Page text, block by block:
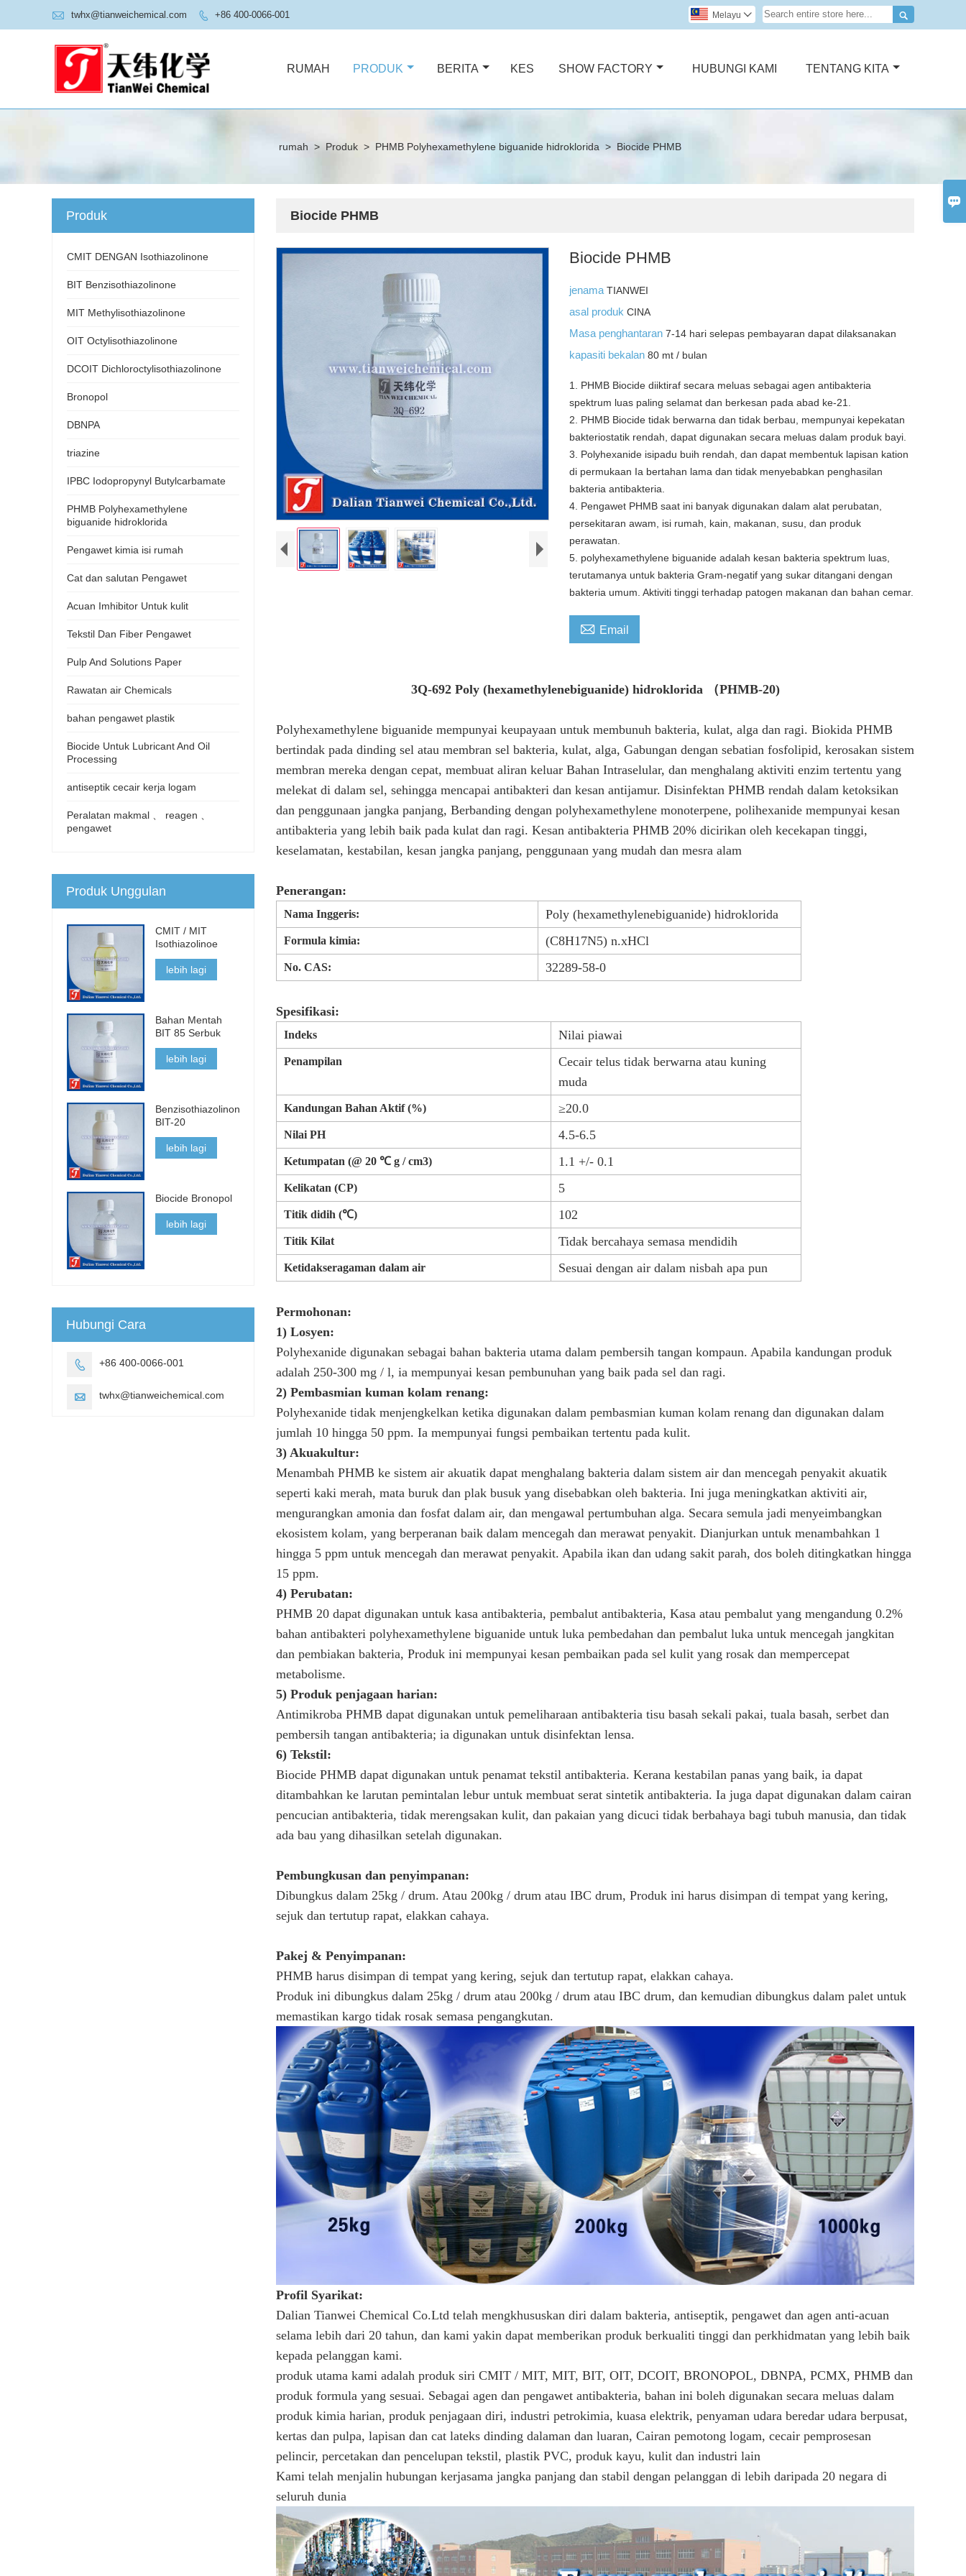

 twhx@tianweichemical.com  +86 400-0066-001 
Melayu 
RUMAH PRODUK BERITA KES SHOW FACTORY HUBUNGI KAMI TENTANG KITA
rumah > Produk > PHMB Polyhexamethylene biguanide hidroklorida > Biocide PHMB
Biocide PHMB
Biocide PHMB
jenamaTIANWEI
asal produkCINA
Masa penghantaran7-14 hari selepas pembayaran dapat dilaksanakan
kapasiti bekalan80 mt / bulan
1. PHMB Biocide diiktiraf secara meluas sebagai agen antibakteria
spektrum luas paling selamat dan berkesan pada abad ke-21.
2. PHMB Biocide tidak berwarna dan tidak berbau, mempunyai kepekatan
bakteriostatik rendah, dapat digunakan secara meluas dalam produk bayi.
3. Polyhexanide isipadu buih rendah, dan dapat membentuk lapisan kation
di permukaan Ia bertahan lama dan tidak menyebabkan penghasilan
bakteria antibakteria.
4. Pengawet PHMB saat ini banyak digunakan dalam alat perubatan,
persekitaran awam, isi rumah, kain, makanan, susu, dan produk
perawatan.
5. polyhexamethylene biguanide adalah kesan bakteria spektrum luas,
terutamanya untuk bakteria Gram-negatif yang sukar ditangani dengan
bakteria umum. Aktiviti tinggi terhadap patogen makanan dan bahan cemar.
 Email
3Q-692 Poly (hexamethylenebiguanide) hidroklorida （PHMB-20)
Polyhexamethylene biguanide mempunyai keupayaan untuk membunuh bakteria, kulat, alga dan ragi. Biokida PHMB
bertindak pada dinding sel atau membran sel bakteria, kulat, alga, Gabungan dengan sebatian fosfolipid, kerosakan sistem
membran mereka dengan cepat, membuat aliran keluar Bahan Intraselular, dan menghalang aktiviti enzim tertentu yang
melekat di dalam sel, sehingga mencapai antibakteri dan kesan antijamur. Disinfektan PHMB rendah dalam ketoksikan
dan penggunaan jangka panjang, Berbanding dengan polyhexamethylene monoterpene, polihexanide mempunyai kesan
antibakteria yang lebih baik pada kulat dan ragi. Kesan antibakteria PHMB 20% dicirikan oleh kecekapan tinggi,
keselamatan, kestabilan, kesan jangka panjang, penggunaan yang mudah dan mesra alam
Penerangan:
Nama Inggeris: Poly (hexamethylenebiguanide) hidroklorida
Formula kimia: (C8H17N5) n.xHCl
No. CAS: 32289-58-0
Spesifikasi:
Indeks Nilai piawai
Penampilan
Cecair telus tidak berwarna atau kuning
muda
Kandungan Bahan Aktif (%) ≥20.0
Nilai PH 4.5-6.5
Ketumpatan (@ 20 ℃ g / cm3) 1.1 +/- 0.1
Kelikatan (CP) 5
Titik didih (℃) 102
Titik Kilat Tidak bercahaya semasa mendidih
Ketidakseragaman dalam air Sesuai dengan air dalam nisbah apa pun
Permohonan:
1) Losyen:
Polyhexanide digunakan sebagai bahan bakteria utama dalam pembersih tangan kompaun. Apabila kandungan produk
adalah 250-300 mg / l, ia mempunyai kesan pembunuhan yang baik pada sel dan ragi.
2) Pembasmian kuman kolam renang:
Polyhexanide tidak menjengkelkan ketika digunakan dalam pembasmian kuman kolam renang dan digunakan dalam
jumlah 10 hingga 50 ppm. Ia mempunyai fungsi pembaikan tertentu pada kulit.
3) Akuakultur:
Menambah PHMB ke sistem air akuatik dapat menghalang bakteria dalam sistem air dan mencegah penyakit akuatik
seperti kaki merah, mata buruk dan plak busuk yang disebabkan oleh bakteria. Ini juga meningkatkan aktiviti air,
mengurangkan amonia dan fosfat dalam air, dan mengawal pertumbuhan alga. Secara semula jadi menyeimbangkan
ekosistem kolam, yang berperanan baik dalam mencegah dan merawat penyakit. Dianjurkan untuk menambahkan 1
hingga 5 ppm untuk mencegah dan merawat penyakit. Apabila ikan dan udang sakit parah, dos boleh ditingkatkan hingga
15 ppm.
4) Perubatan:
PHMB 20 dapat digunakan untuk kasa antibakteria, pembalut antibakteria, Kasa atau pembalut yang mengandung 0.2%
bahan antibakteri polyhexamethylene biguanide untuk luka pembedahan dan pembalut luka untuk mencegah jangkitan
dan pembiakan bakteria, Produk ini mempunyai kesan pembaikan pada sel kulit yang rosak dan mempercepat
metabolisme.
5) Produk penjagaan harian:
Antimikroba PHMB dapat digunakan untuk pemeliharaan antibakteria tisu basah sekali pakai, tuala basah, serbet dan
pembersih tangan antibakteria; ia digunakan untuk disinfektan lensa.
6) Tekstil:
Biocide PHMB dapat digunakan untuk penamat tekstil antibakteria. Kerana kestabilan panas yang baik, ia dapat
ditambahkan ke larutan pemintalan lebur untuk membuat serat sintetik antibakteria. Ia juga dapat digunakan dalam cairan
pencucian antibakteria, tidak merengsakan kulit, dan pakaian yang dicuci tidak berbahaya bagi tubuh manusia, dan tidak
ada bau yang dihasilkan setelah digunakan.
Pembungkusan dan penyimpanan:
Dibungkus dalam 25kg / drum. Atau 200kg / drum atau IBC drum, Produk ini harus disimpan di tempat yang kering,
sejuk dan tertutup rapat, elakkan cahaya.
Pakej & Penyimpanan:
PHMB harus disimpan di tempat yang kering, sejuk dan tertutup rapat, elakkan cahaya.
Produk ini dibungkus dalam 25kg / drum atau 200kg / drum atau IBC drum, dan kemudian dibungkus dalam palet untuk
memastikan kargo tidak rosak semasa pengangkutan.
Profil Syarikat:
Dalian Tianwei Chemical Co.Ltd telah mengkhususkan diri dalam bakteria, antiseptik, pengawet dan agen anti-acuan
selama lebih dari 20 tahun, dan kami yakin dapat memberikan produk berkualiti tinggi dan perkhidmatan yang lebih baik
kepada pelanggan kami.
produk utama kami adalah produk siri CMIT / MIT, MIT, BIT, OIT, DCOIT, BRONOPOL, DBNPA, PCMX, PHMB dan
produk formula yang sesuai. Sebagai agen dan pengawet antibakteria, bahan ini boleh digunakan secara meluas dalam
produk kimia harian, produk penjagaan diri, industri petrokimia, kuasa elektrik, penyaman udara beredar udara berpusat,
kertas dan pulpa, lapisan dan cat lateks dinding dalaman dan luaran, Cairan pemotong logam, cecair pemprosesan
pelincir, percetakan dan pencelupan tekstil, plastik PVC, produk kayu, kulit dan industri lain
Kami telah menjalin hubungan kerjasama jangka panjang dan stabil dengan pelanggan di lebih daripada 20 negara di
seluruh dunia
Produk
CMIT DENGAN Isothiazolinone
BIT Benzisothiazolinone
MIT Methylisothiazolinone
OIT Octylisothiazolinone
DCOIT Dichloroctylisothiazolinone
Bronopol
DBNPA
triazine
IPBC Iodopropynyl Butylcarbamate
PHMB Polyhexamethylene
biguanide hidroklorida
Pengawet kimia isi rumah
Cat dan salutan Pengawet
Acuan Imhibitor Untuk kulit
Tekstil Dan Fiber Pengawet
Pulp And Solutions Paper
Rawatan air Chemicals
bahan pengawet plastik
Biocide Untuk Lubricant And Oil
Processing
antiseptik cecair kerja logam
Peralatan makmal 、 reagen 、
pengawet
Produk Unggulan
CMIT / MIT
Isothiazolinoe
lebih lagi
Bahan Mentah
BIT 85 Serbuk
lebih lagi
Benzisothiazolinone
BIT-20
lebih lagi
Biocide Bronopol
lebih lagi
Hubungi Cara
 +86 400-0066-001
 twhx@tianweichemical.com